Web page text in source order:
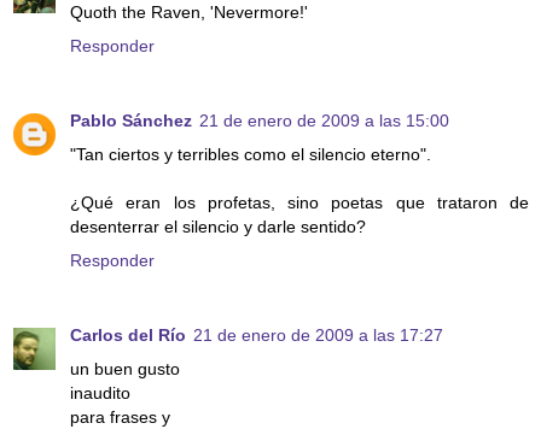
Quoth the Raven, 'Nevermore!'
Responder
Pablo Sánchez 21 de enero de 2009 a las 15:00
"Tan ciertos y terribles como el silencio eterno".
¿Qué eran los profetas, sino poetas que trataron de
desenterrar el silencio y darle sentido?
Responder
Carlos del Río 21 de enero de 2009 a las 17:27
un buen gusto
inaudito
para frases y